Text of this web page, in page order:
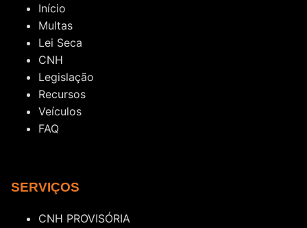
Início
Multas
Lei Seca
CNH
Legislação
Recursos
Veículos
FAQ
SERVIÇOS
CNH PROVISÓRIA